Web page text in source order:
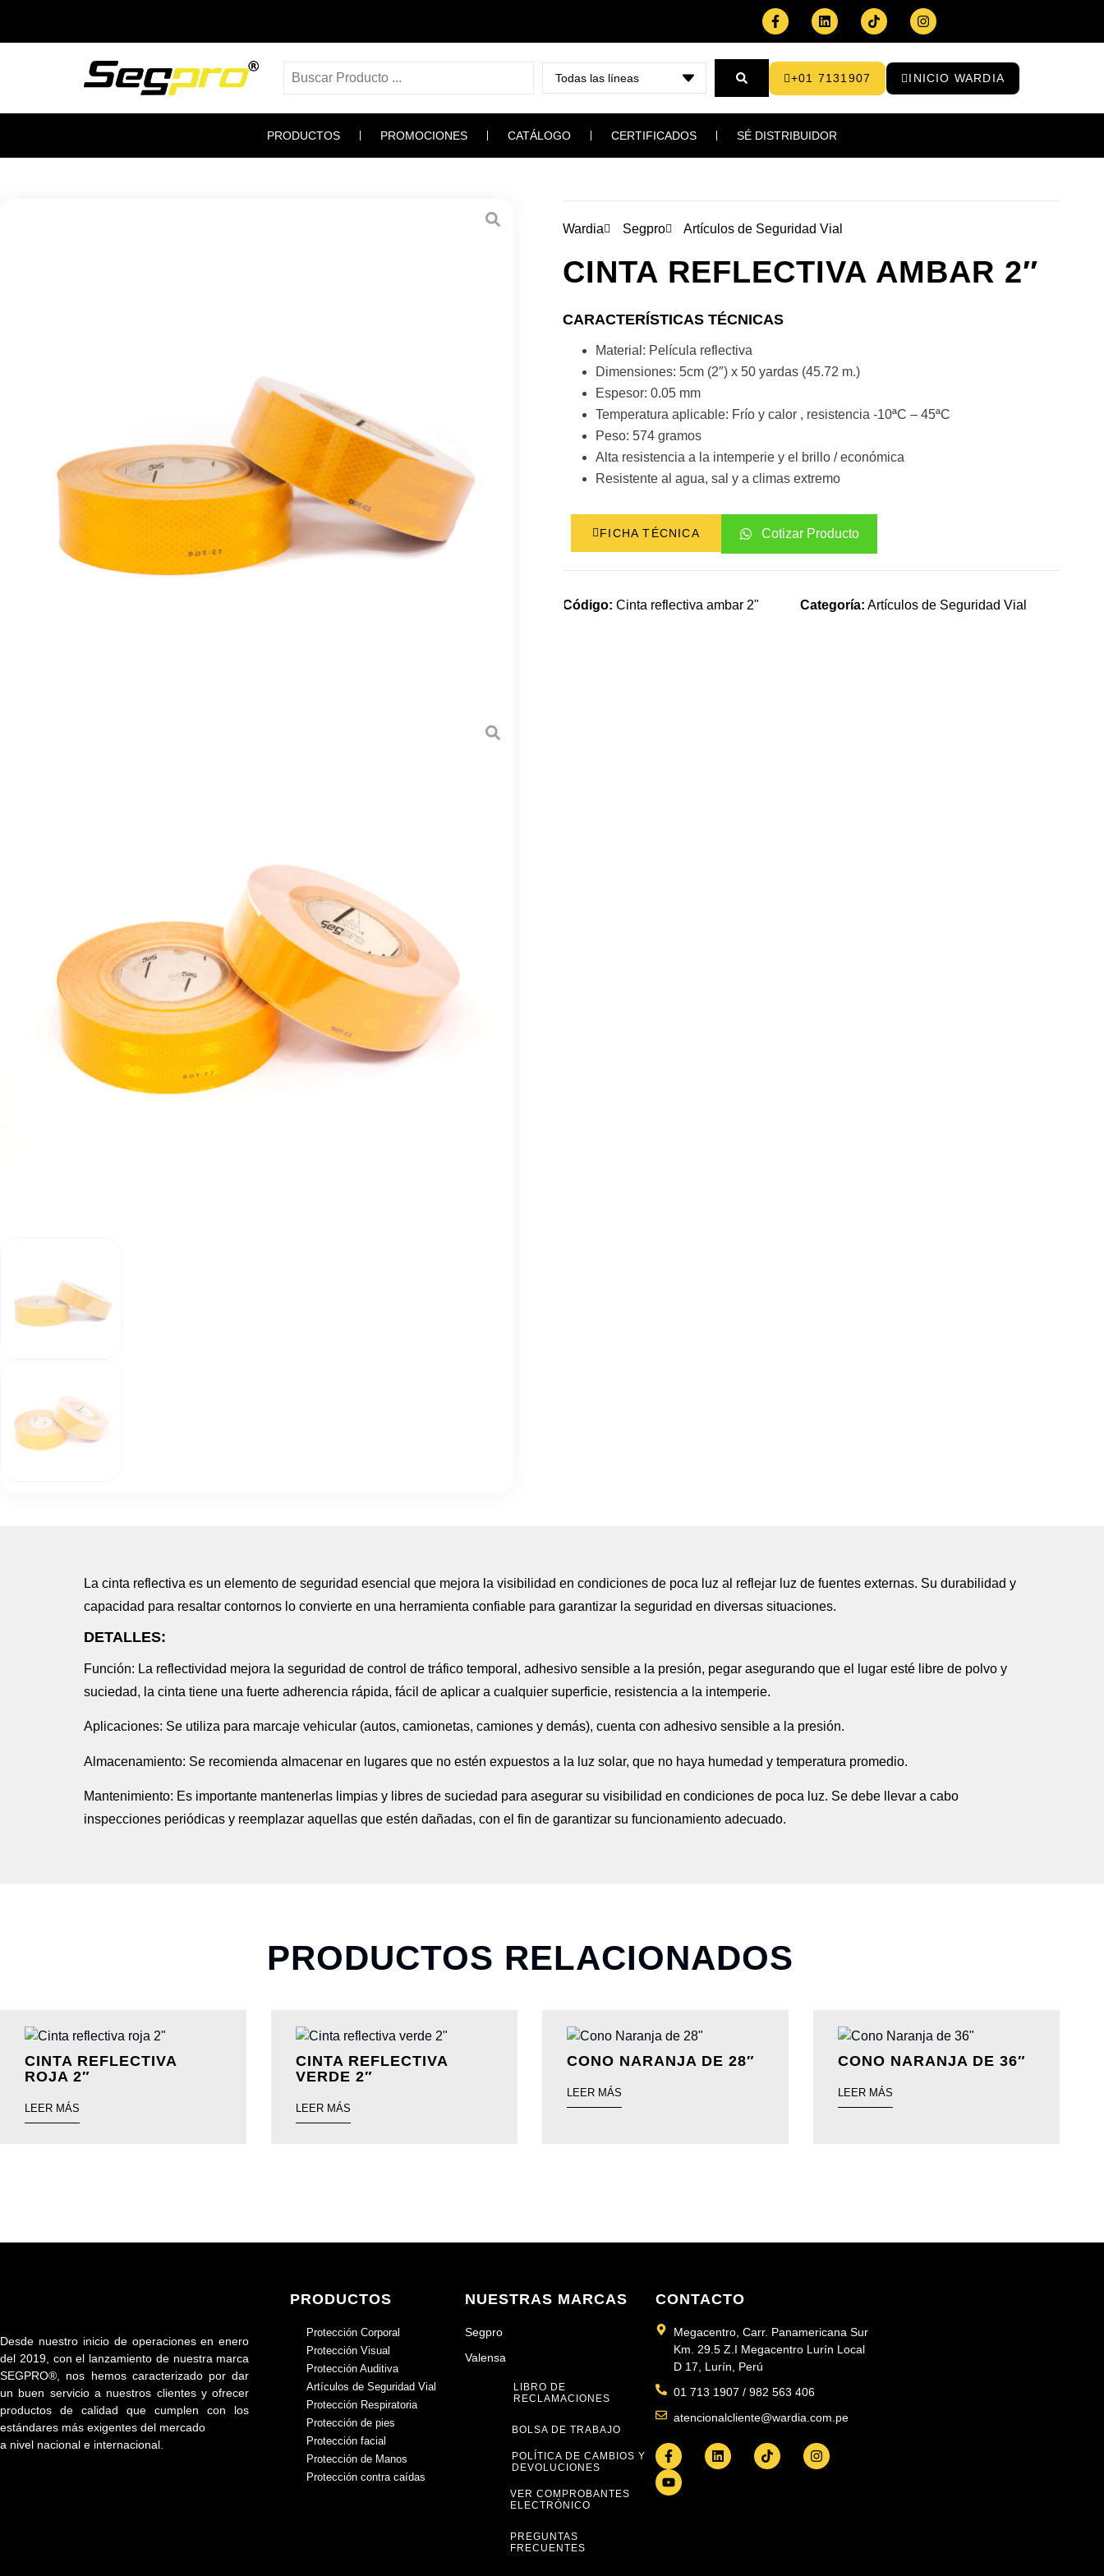
+01 7131907 INICIO WARDIA
PRODUCTOS PROMOCIONES CATÁLOGO CERTIFICADOS SÉ DISTRIBUIDOR
Wardia Segpro Artículos de Seguridad Vial
CINTA REFLECTIVA AMBAR 2″
CARACTERÍSTICAS TÉCNICAS
Material: Película reflectiva
Dimensiones: 5cm (2″) x 50 yardas (45.72 m.)
Espesor: 0.05 mm
Temperatura aplicable: Frío y calor , resistencia -10ªC – 45ªC
Peso: 574 gramos
Alta resistencia a la intemperie y el brillo / económica
Resistente al agua, sal y a climas extremo
FICHA TÉCNICA Cotizar Producto
Código: Cinta reflectiva ambar 2" Categoría: Artículos de Seguridad Vial
La cinta reflectiva es un elemento de seguridad esencial que mejora la visibilidad en condiciones de poca luz al reflejar luz de fuentes externas. Su durabilidad y
capacidad para resaltar contornos lo convierte en una herramienta confiable para garantizar la seguridad en diversas situaciones.
DETALLES:
Función: La reflectividad mejora la seguridad de control de tráfico temporal, adhesivo sensible a la presión, pegar asegurando que el lugar esté libre de polvo y
suciedad, la cinta tiene una fuerte adherencia rápida, fácil de aplicar a cualquier superficie, resistencia a la intemperie.
Aplicaciones: Se utiliza para marcaje vehicular (autos, camionetas, camiones y demás), cuenta con adhesivo sensible a la presión.
Almacenamiento: Se recomienda almacenar en lugares que no estén expuestos a la luz solar, que no haya humedad y temperatura promedio.
Mantenimiento: Es importante mantenerlas limpias y libres de suciedad para asegurar su visibilidad en condiciones de poca luz. Se debe llevar a cabo
inspecciones periódicas y reemplazar aquellas que estén dañadas, con el fin de garantizar su funcionamiento adecuado.
PRODUCTOS RELACIONADOS
CINTA REFLECTIVA
ROJA 2″
LEER MÁS
CINTA REFLECTIVA
VERDE 2″
LEER MÁS
CONO NARANJA DE 28″
LEER MÁS
CONO NARANJA DE 36″
LEER MÁS
Desde nuestro inicio de operaciones en enero
del 2019, con el lanzamiento de nuestra marca
SEGPRO®, nos hemos caracterizado por dar
un buen servicio a nuestros clientes y ofrecer
productos de calidad que cumplen con los
estándares más exigentes del mercado
a nivel nacional e internacional.
PRODUCTOS
Protección Corporal
Protección Visual
Protección Auditiva
Artículos de Seguridad Vial
Protección Respiratoria
Protección de pies
Protección facial
Protección de Manos
Protección contra caídas
NUESTRAS MARCAS
Segpro
Valensa
LIBRO DE
RECLAMACIONES
BOLSA DE TRABAJO
POLÍTICA DE CAMBIOS Y
DEVOLUCIONES
VER COMPROBANTES
ELECTRÓNICO
PREGUNTAS
FRECUENTES
CONTACTO
Megacentro, Carr. Panamericana Sur
Km. 29.5 Z.I Megacentro Lurín Local
D 17, Lurín, Perú
01 713 1907 / 982 563 406
atencionalcliente@wardia.com.pe